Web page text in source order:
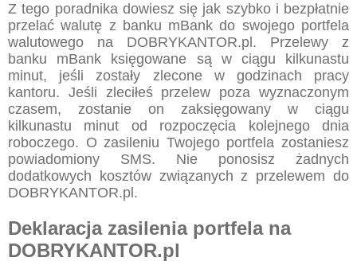
Z tego poradnika dowiesz się jak szybko i bezpłatnie
przelać walutę z banku mBank do swojego portfela
walutowego na DOBRYKANTOR.pl. Przelewy z
banku mBank księgowane są w ciągu kilkunastu
minut, jeśli zostały zlecone w godzinach pracy
kantoru. Jeśli zleciłeś przelew poza wyznaczonym
czasem, zostanie on zaksięgowany w ciągu
kilkunastu minut od rozpoczęcia kolejnego dnia
roboczego. O zasileniu Twojego portfela zostaniesz
powiadomiony SMS. Nie ponosisz żadnych
dodatkowych kosztów związanych z przelewem do
DOBRYKANTOR.pl.
Deklaracja zasilenia portfela na
DOBRYKANTOR.pl